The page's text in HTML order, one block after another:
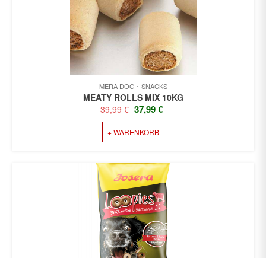
MERA DOG SNACKS
MEATY ROLLS MIX 10KG
39,99€ URSPRÜNGLICHER
PREIS
WAR:
39,99 €
37,99€
+ WARENKORB